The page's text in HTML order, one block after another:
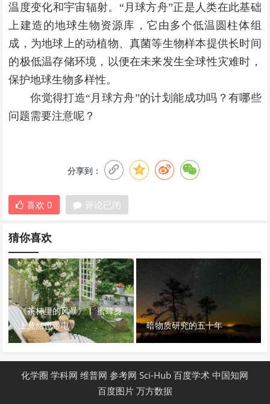
温度变化和宇宙辐射。 “月球方舟”正是人类在此基础
上建造的地球生物资源库，它由多个低温圆柱体组
成，为地球上的动植物、真菌等生物样本提供长时间
的极低温存储环境，以便在未来发生全球性灾难时，
保护地球生物多样性。
你觉得打造“月球方舟”的计划能成功吗？ 有哪些
问题需要注意呢？
分享到：
喜欢 0 评论已闭
猜你喜欢
《茶杯里的风暴》丨 蜜蜂身
上竟然也带电
暗物质研究的五十年
化学圈 学科网 维普网 参考网 Sci-Hub 百度学术 中国知网
百度图片 万方数据